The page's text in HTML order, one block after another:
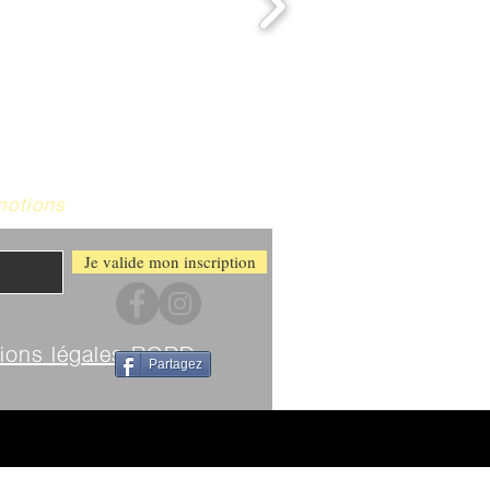
Je valide mon inscription
légales RGPD
Partagez